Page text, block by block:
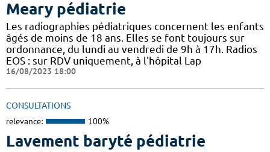
Meary pédiatrie
Les radiographies pédiatriques concernent les enfants
âgés de moins de 18 ans. Elles se font toujours sur
ordonnance, du lundi au vendredi de 9h à 17h. Radios
EOS : sur RDV uniquement, à l'hôpital Lap
16/08/2023 18:00
CONSULTATIONS
relevance: 100%
Lavement baryté pédiatrie